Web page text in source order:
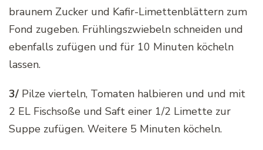
braunem Zucker und Kafir-Limettenblättern zum
Fond zugeben. Frühlingszwiebeln schneiden und
ebenfalls zufügen und für 10 Minuten köcheln
lassen.
3/ Pilze vierteln, Tomaten halbieren und und mit
2 EL Fischsoße und Saft einer 1/2 Limette zur
Suppe zufügen. Weitere 5 Minuten köcheln.